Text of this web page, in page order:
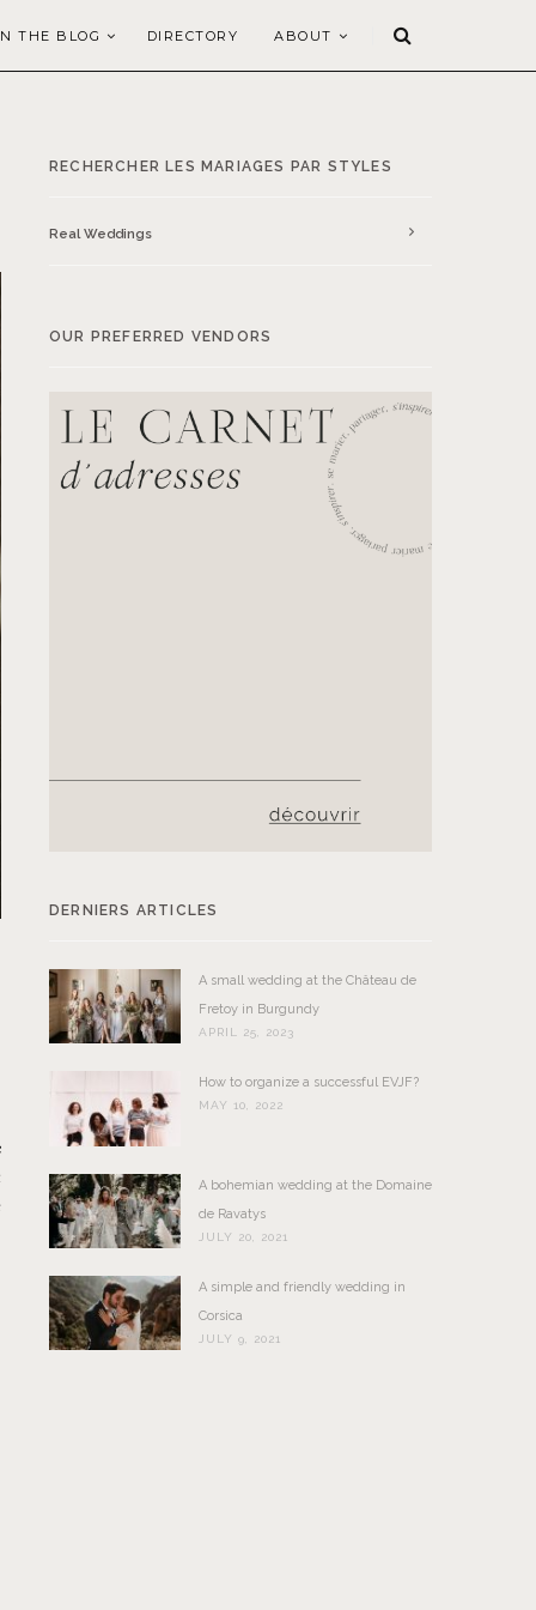
THE BLOG DIRECTORY ABOUT
RECHERCHER LES MARIAGES PAR STYLES
Real Weddings
OUR PREFERRED VENDORS
DERNIERS ARTICLES
A small wedding at the Château de
Fretoy in Burgundy
APRIL 25, 2023
How to organize a successful EVJF?
MAY 10, 2022
A bohemian wedding at the Domaine
de Ravatys
JULY 20, 2021
A simple and friendly wedding in
Corsica
JULY 9, 2021